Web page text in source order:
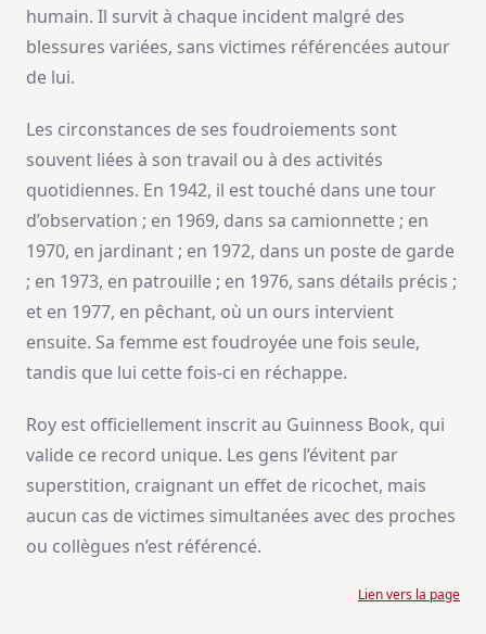
humain. Il survit à chaque incident malgré des
blessures variées, sans victimes référencées autour
de lui.
Les circonstances de ses foudroiements sont
souvent liées à son travail ou à des activités
quotidiennes. En 1942, il est touché dans une tour
d’observation ; en 1969, dans sa camionnette ; en
1970, en jardinant ; en 1972, dans un poste de garde
; en 1973, en patrouille ; en 1976, sans détails précis ;
et en 1977, en pêchant, où un ours intervient
ensuite. Sa femme est foudroyée une fois seule,
tandis que lui cette fois-ci en réchappe.
Roy est officiellement inscrit au Guinness Book, qui
valide ce record unique. Les gens l’évitent par
superstition, craignant un effet de ricochet, mais
aucun cas de victimes simultanées avec des proches
ou collègues n’est référencé.
Lien vers la page